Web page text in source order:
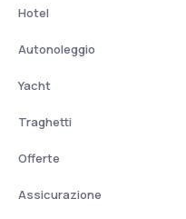
Hotel
Autonoleggio
Yacht
Traghetti
Offerte
Assicurazione